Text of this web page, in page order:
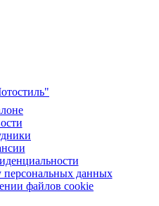
персональных данных
файлов cookie